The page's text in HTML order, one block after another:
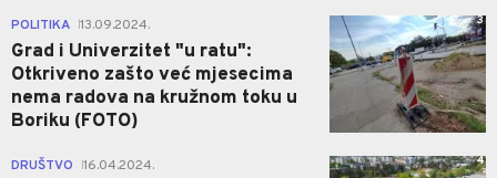
POLITIKA 13.09.2024.
Grad i Univerzitet "u ratu":
Otkriveno zašto već mjesecima
nema radova na kružnom toku u
Boriku (FOTO)
3
DRUŠTVO 16.04.2024. 4